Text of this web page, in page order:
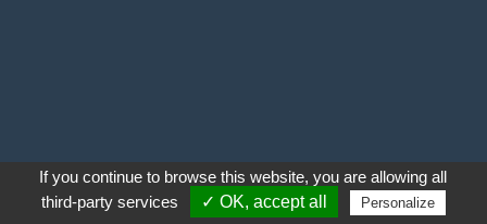
If you continue to browse this website, you are allowing all
third-party services
✓ OK, accept all Personalize